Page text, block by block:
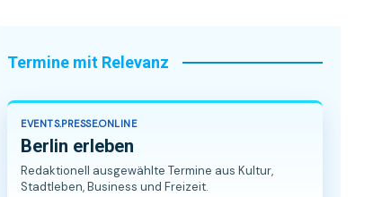
Termine mit Relevanz
EVENTS.PRESSE.ONLINE
Berlin erleben
Redaktionell ausgewählte Termine aus Kultur,
Stadtleben, Business und Freizeit.